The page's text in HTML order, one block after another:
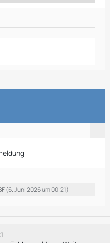
(6. Juni 2026 um 00:21)